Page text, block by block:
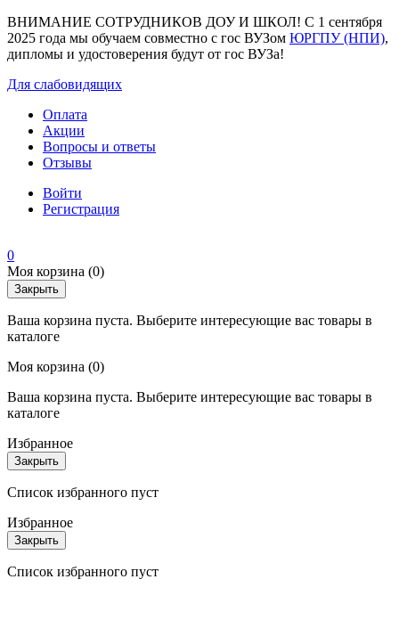
ВНИМАНИЕ СОТРУДНИКОВ ДОУ И ШКОЛ! С 1 сентября
2025 года мы обучаем совместно с гос ВУЗом ЮРГПУ (НПИ),
дипломы и удостоверения будут от гос ВУЗа!
Для слабовидящих
Оплата
Акции
Вопросы и ответы
Отзывы
Войти
Регистрация
0
Моя корзина (0)
Закрыть
Ваша корзина пуста. Выберите интересующие вас товары в
каталоге
Моя корзина (0)
Ваша корзина пуста. Выберите интересующие вас товары в
каталоге
Избранное
Закрыть
Список избранного пуст
Избранное
Закрыть
Список избранного пуст